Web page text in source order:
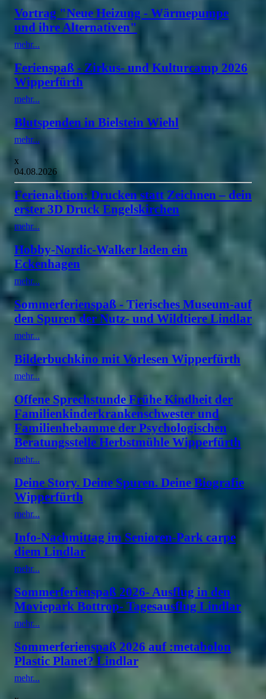
Vortrag "Neue Heizung - Wärmepumpe
und ihre Alternativen"
mehr...
Ferienspaß - Zirkus- und Kulturcamp 2026
Wipperfürth
mehr...
Blutspenden in Bielstein Wiehl
mehr...
x
04.08.2026
Ferienaktion: Drucken statt Zeichnen – dein
erster 3D Druck Engelskirchen
mehr...
Hobby-Nordic-Walker laden ein
Eckenhagen
mehr...
Sommerferienspaß - Tierisches Museum-auf
den Spuren der Nutz- und Wildtiere Lindlar
mehr...
Bilderbuchkino mit Vorlesen Wipperfürth
mehr...
Offene Sprechstunde Frühe Kindheit der
Familienkinderkrankenschwester und
Familienhebamme der Psychologischen
Beratungsstelle Herbstmühle Wipperfürth
mehr...
Deine Story. Deine Spuren. Deine Biografie
Wipperfürth
mehr...
Info-Nachmittag im Senioren-Park carpe
diem Lindlar
mehr...
Sommerferienspaß 2026- Ausflug in den
Moviepark Bottrop- Tagesausflug Lindlar
mehr...
Sommerferienspaß 2026 auf :metabolon
Plastic Planet? Lindlar
mehr...